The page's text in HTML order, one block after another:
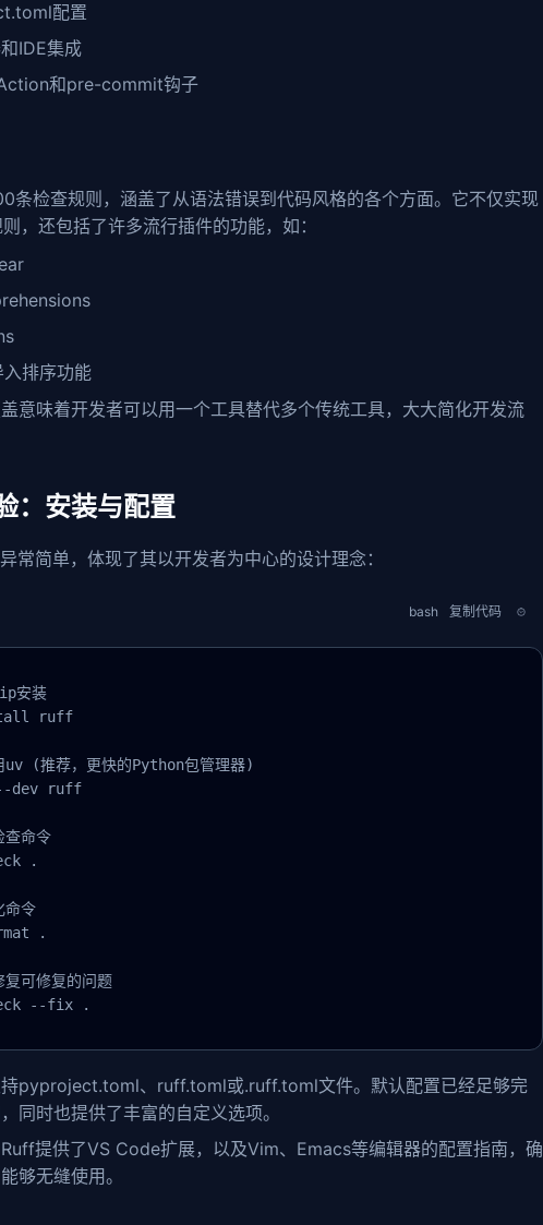
配置
IDE集成
和pre-commit钩子
条检查规则，涵盖了从语法错误到代码风格的各个方面。它不仅实现
，还包括了许多流行插件的功能，如：
排序功能
意味着开发者可以用一个工具替代多个传统工具，大大简化开发流
：安装与配置
常简单，体现了其以开发者为中心的设计理念：
bash 复制代码
安装
ruff
uv (推荐，更快的Python包管理器)
dev ruff
命令
.
命令
.
可修复的问题
--fix .
持pyproject.toml、ruff.toml或.ruff.toml文件。默认配置已经足够完
同时也提供了丰富的自定义选项。
提供了VS Code扩展，以及Vim、Emacs等编辑器的配置指南，确
够无缝使用。